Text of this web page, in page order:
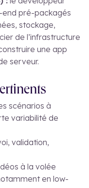
end pré-packagés
stockage,
de l’infrastructure
une app
serveur.
scénarios à
variabilité de
validation,
à la volée
en low-